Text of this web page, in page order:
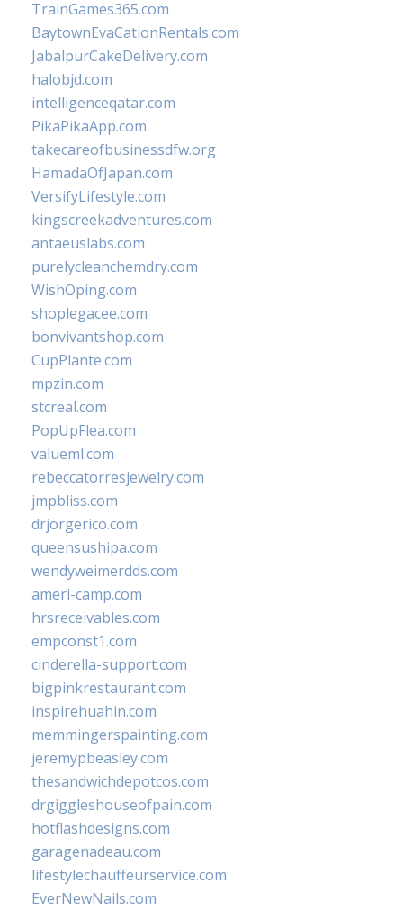
TrainGames365.com
BaytownEvaCationRentals.com
JabalpurCakeDelivery.com
halobjd.com
intelligenceqatar.com
PikaPikaApp.com
takecareofbusinessdfw.org
HamadaOfJapan.com
VersifyLifestyle.com
kingscreekadventures.com
antaeuslabs.com
purelycleanchemdry.com
WishOping.com
shoplegacee.com
bonvivantshop.com
CupPlante.com
mpzin.com
stcreal.com
PopUpFlea.com
valueml.com
rebeccatorresjewelry.com
jmpbliss.com
drjorgerico.com
queensushipa.com
wendyweimerdds.com
ameri-camp.com
hrsreceivables.com
empconst1.com
cinderella-support.com
bigpinkrestaurant.com
inspirehuahin.com
memmingerspainting.com
jeremypbeasley.com
thesandwichdepotcos.com
drgiggleshouseofpain.com
hotflashdesigns.com
garagenadeau.com
lifestylechauffeurservice.com
EverNewNails.com